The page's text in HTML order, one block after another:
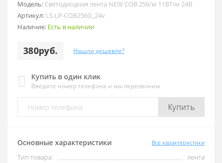
Модель: Светодиодная лента NEW COB 256/м 11ВТ/м 24В
Артикул: LS-LP-COB256G_24v
Наличие: Есть в наличии
380руб. Нашли дешевле?
Купить в один клик
Введите номер телефона и мы перезвоним
Купить
Основные характеристики Все характеристики
Тип товара:
лента